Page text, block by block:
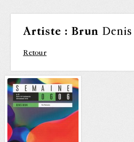
Artiste : Brun Denis
Retour